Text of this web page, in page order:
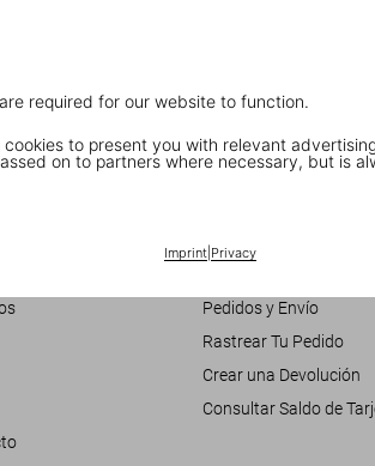
required for our website to function.
cookies to present you with relevant
on to partners where necessary, but is
Imprint| Privacy
Chat
Pedidos y Envío
Rastrear Tu Pedido
Crear una Devolución
Consultar Saldo de